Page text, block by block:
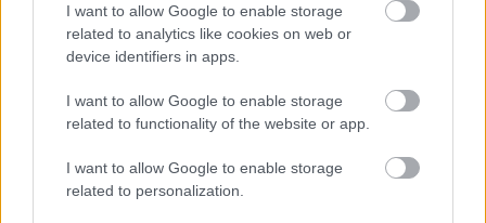
I want to allow Google to enable storage
related to analytics like cookies on web or
device identifiers in apps.
I want to allow Google to enable storage
related to functionality of the website or app.
I want to allow Google to enable storage
related to personalization.